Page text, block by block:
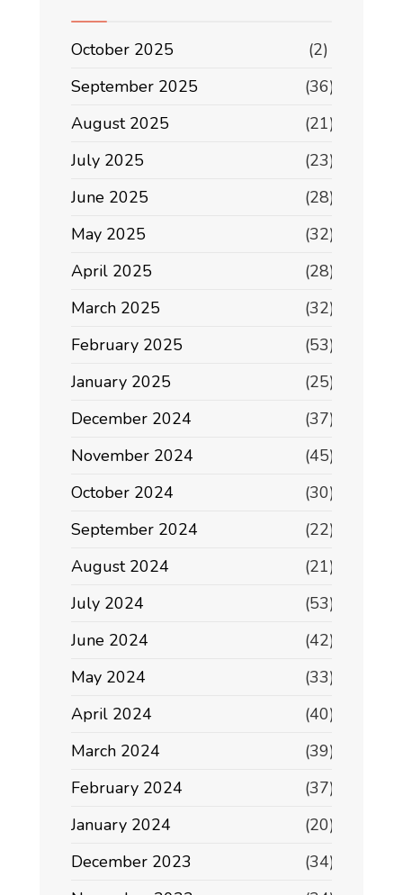
October 2025
(2)
September 2025
(36)
August 2025
(21)
July 2025
(23)
June 2025
(28)
May 2025
(32)
April 2025
(28)
March 2025
(32)
February 2025
(53)
January 2025
(25)
December 2024
(37)
November 2024
(45)
October 2024
(30)
September 2024
(22)
August 2024
(21)
July 2024
(53)
June 2024
(42)
May 2024
(33)
April 2024
(40)
March 2024
(39)
February 2024
(37)
January 2024
(20)
December 2023
(34)